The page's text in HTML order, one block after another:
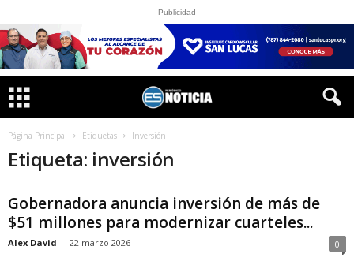
Publicidad
Página Principal Etiquetas Inversión
Etiqueta: inversión
Gobernadora anuncia inversión de más de
$51 millones para modernizar cuarteles...
Alex David - 22 marzo 2026 0